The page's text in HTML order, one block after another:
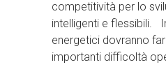
competitività per lo
intelligenti e flessibili.
energetici dovranno
importanti difficoltà